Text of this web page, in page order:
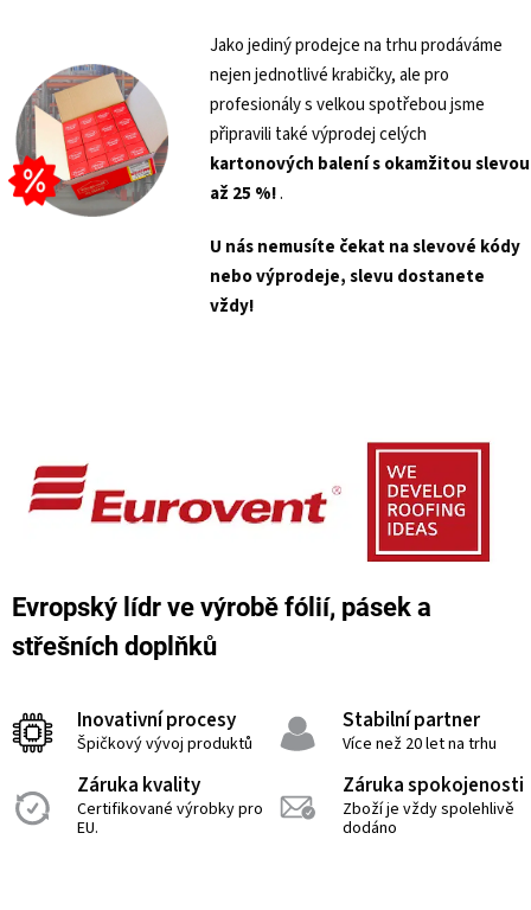
Jako jediný prodejce na trhu prodáváme
nejen jednotlivé krabičky, ale pro
profesionály s velkou spotřebou jsme
připravili také výprodej celých
kartonových balení sokamžitou slevou
až 25 %!.
U nás nemusíte čekat na slevové kódy
nebo výprodeje, slevu dostanete
vždy!
Evropský lídr ve výrobě fólií, pásek a
střešních doplňků
Inovativní procesy
Špičkový vývoj produktů
Stabilní partner
Více než 20 let na trhu
Záruka kvality
Certifikované výrobky pro
EU.
Záruka spokojenosti
Zboží je vždy spolehlivě
dodáno